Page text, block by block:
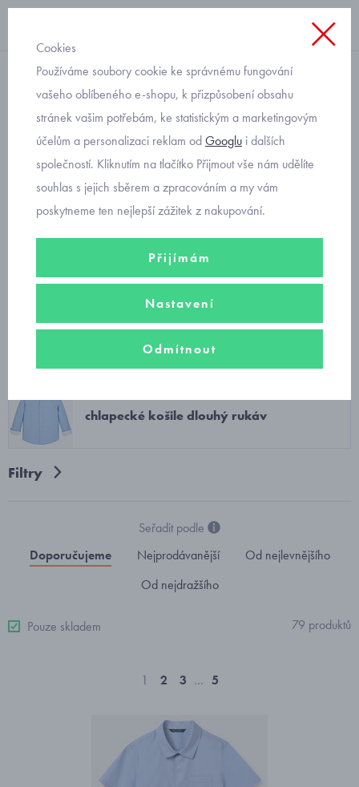
chlapci
chlapecké košile
Hledáte-lichlapecké společenské oblečení, jste na správném
místě.Chlapecké košile s dlouhýmikrátkým rukávem
od velikosti 92
nabídcebílá chlapecká košile.
chlapecké košile dlouhý rukáv
Filtry
Seřadit podle
Doporučujeme
Nejprodávanější
Od nejlevnějšího
Od nejdražšího
Pouze skladem 79 produktů
1 2 3 … 5
Cookies
Používáme soubory cookie ke správnému fungování
vašeho oblíbeného e-shopu, k přizpůsobení obsahu
stránek vašim potřebám, ke statistickým a marketingovým
účelům a personalizaci reklam odGooglu i dalších
společností. Kliknutím na tlačítko Přijmout vše nám udělíte
souhlas s jejich sběrem a zpracováním a my vám
poskytneme ten nejlepší zážitek z nakupování.
Přijímám
Nastavení
Odmítnout